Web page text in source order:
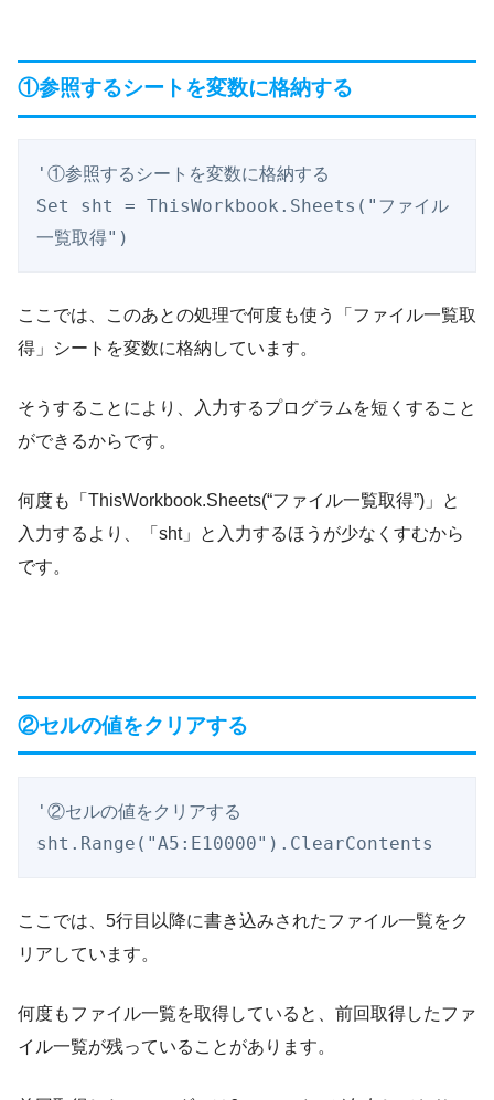
①参照するシートを変数に格納する
'①参照するシートを変数に格納する
Set sht = ThisWorkbook.Sheets("ファイル
ここでは、このあとの処理で何度も使う「ファイル一覧取
得」シートを変数に格納しています。
そうすることにより、入力するプログラムを短くすること
ができるからです。
何度も「ThisWorkbook.Sheets(“ファイル一覧取得”)」と
入力するより、「sht」と入力するほうが少なくすむから
です。
②セルの値をクリアする
'②セルの値をクリアする
sht.Range("A5:E10000").ClearContents
ここでは、5行目以降に書き込みされたファイル一覧をク
リアしています。
何度もファイル一覧を取得していると、前回取得したファ
イル一覧が残っていることがあります。